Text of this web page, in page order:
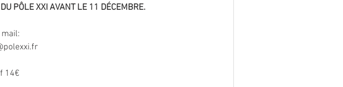
PÔLE XXI AVANT LE 11 DÉCEMBRE.
14€